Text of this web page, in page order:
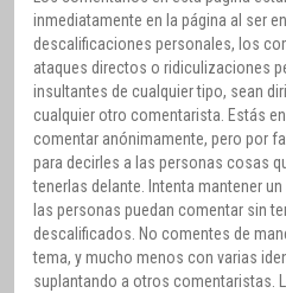
inmediatamente en la página al ser
descalificaciones personales, los
ataques directos o ridiculizaciones
insultantes de cualquier tipo, sean
cualquier otro comentarista. Estás
comentar anónimamente, pero por
para decirles a las personas cosas
tenerlas delante. Intenta mantener
las personas puedan comentar sin
descalificados. No comentes de
tema, y mucho menos con varias
suplantando a otros comentaristas.